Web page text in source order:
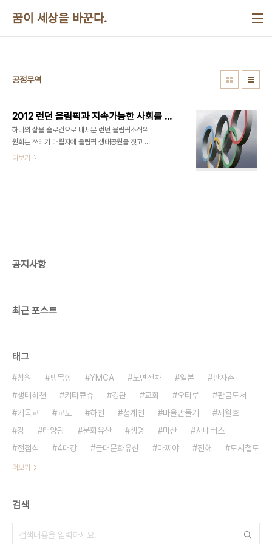
꿈이 세상을 바꾼다.
공정무역
2012 런던 올림픽과 지속가능한 사회를 위한 공정무역
하나의 삶을 슬로건으로 내세운 런던 올림픽조직위
원회는 쓰레기 매립지에 올림픽 생태공원을 짓고 경
기장을 임시 건물로 만들어 재사용하는 등 다양한 지
공정무역 제품으로 제공한다. 여기서 발생하는 공정
더보기
공지사항
최근 포스트
태그
창원 팽목항 YMCA 노면전차 일본
판자촌
생태하천
키타큐슈 경관 교회 오타루
판금도서
기독교
교토 하천 청계천 마을만들기
세월호
강
태양광 문화유산 생명 마산
시내버스
전점석
4대강 근대문화유산 마찌야 진해 도시철도
더보기
검색